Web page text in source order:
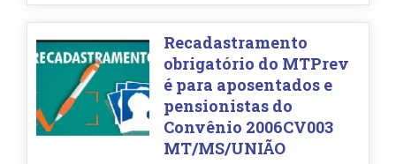
Recadastramento
obrigatório do MTPrev
é para aposentados e
pensionistas do
Convênio 2006CV003
MT/MS/UNIÃO